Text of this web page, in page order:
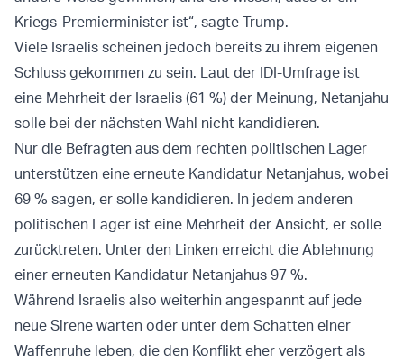
Kriegs-Premierminister ist“, sagte Trump.
Viele Israelis scheinen jedoch bereits zu ihrem eigenen
Schluss gekommen zu sein. Laut der IDI-Umfrage ist
eine Mehrheit der Israelis (61 %) der Meinung, Netanjahu
solle bei der nächsten Wahl nicht kandidieren.
Nur die Befragten aus dem rechten politischen Lager
unterstützen eine erneute Kandidatur Netanjahus, wobei
69 % sagen, er solle kandidieren. In jedem anderen
politischen Lager ist eine Mehrheit der Ansicht, er solle
zurücktreten. Unter den Linken erreicht die Ablehnung
einer erneuten Kandidatur Netanjahus 97 %.
Während Israelis also weiterhin angespannt auf jede
neue Sirene warten oder unter dem Schatten einer
Waffenruhe leben, die den Konflikt eher verzögert als